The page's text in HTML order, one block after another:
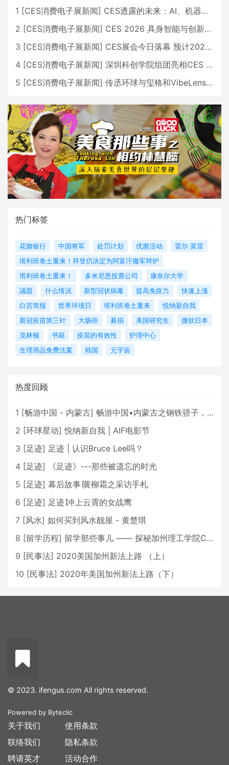
1 [CES消费电子展新闻] CES透露的未来：AI、机器人与智能生活大爆发
2 [CES消费电子展新闻] CES 2026 具身智能与创新领域 中国公司大放异彩
3 [CES消费电子展新闻] CES展会今日落幕 预计2026行业收入将超五千亿美元
4 [CES消费电子展新闻] 深圳科创学院组团亮相CES 广受好评
5 [CES消费电子展新闻] 传丞环球与玺格和VibeLens共同推出全新耳机
热门标签
花旗银行 中国将军 处罚计划 优惠活动
雷尔·莫雷
塔利班卷土重来！拜登仍决定为阿富汗撤军辩护
塔利班卷土重来！
多米尼恩投票公司
康奈尔大学
議題
什么情况 新型冠状病毒 提高免疫力
快速上涨
白宫简报
世界环境日 塔利班卷土重来
悦纳新自我
新冠疫苗第三针
大肠癌 募捐 美国研究生
微软日本
克林顿
书籍 疫苗的有效性
护理中心
生理用品免费法案
韩国 元宇宙
热度回顾
1 [畅游中国 - 内蒙古] 畅游中国•内蒙古之钢铁骄子，魅力包头
2 [环球星动] 悦纳新自我 | AIF电影节
3 [足迹] 足迹 | 认识Bruce Lee吗？
4 [足迹]
《足迹》---那些被遗忘的时光
5 [足迹] 幕后故事∣黄柳霜之采访手札
6 [足迹] 足迹∣冲上云霄的女战鹰
7 [风水] 如何买到风水靓屋 - 黄楚琪
8 [留学历程] 留学那些事儿 —— 探秘加州理工学院Caltech博士生活 [上集]
9 [民事法] 2020美国加州新法上路 （上）
10 [民事法] 2020年美国加州新法上路（下）
© 2023. ifengus.com All rights reserved.
Powered by Byteclic
关于我们
联络我们
聘请英才
使用条款
隐私条款
活动合作